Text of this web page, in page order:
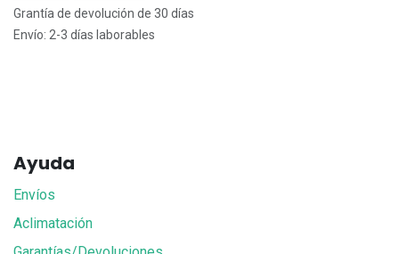
Grantía de devolución de 30 días
Envío: 2-3 días laborables
Ayuda
Envíos
Aclimatación